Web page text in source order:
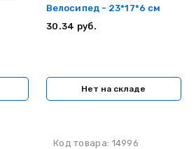
Велосипед - 23*17*6 см
30.34 руб.
Нет на складе
Код товара: 14996